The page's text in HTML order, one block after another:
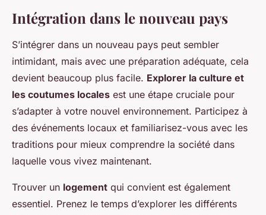
Intégration dans le nouveau pays
S’intégrer dans un nouveau pays peut sembler
intimidant, mais avec une préparation adéquate, cela
devient beaucoup plus facile. Explorer la culture et
les coutumes locales est une étape cruciale pour
s’adapter à votre nouvel environnement. Participez à
des événements locaux et familiarisez-vous avec les
traditions pour mieux comprendre la société dans
laquelle vous vivez maintenant.
Trouver un logement qui convient est également
essentiel. Prenez le temps d’explorer les différents